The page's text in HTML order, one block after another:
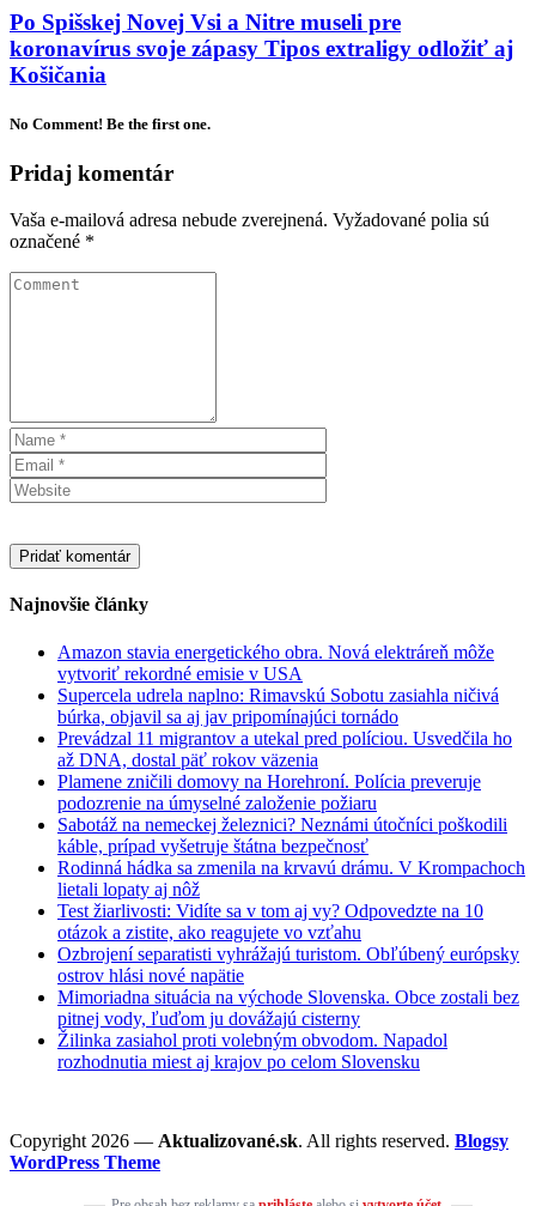
Po Spišskej Novej Vsi a Nitre museli pre
koronavírus svoje zápasy Tipos extraligy odložiť aj
Košičania
No Comment! Be the first one.
Pridaj komentár
Vaša e-mailová adresa nebude zverejnená. Vyžadované polia sú
označené *
Najnovšie články
Amazon stavia energetického obra. Nová elektráreň môže
vytvoriť rekordné emisie v USA
Supercela udrela naplno: Rimavskú Sobotu zasiahla ničivá
búrka, objavil sa aj jav pripomínajúci tornádo
Prevádzal 11 migrantov a utekal pred políciou. Usvedčila ho
až DNA, dostal päť rokov väzenia
Plamene zničili domovy na Horehroní. Polícia preveruje
podozrenie na úmyselné založenie požiaru
Sabotáž na nemeckej železnici? Neznámi útočníci poškodili
káble, prípad vyšetruje štátna bezpečnosť
Rodinná hádka sa zmenila na krvavú drámu. V Krompachoch
lietali lopaty aj nôž
Test žiarlivosti: Vidíte sa v tom aj vy? Odpovedzte na 10
otázok a zistite, ako reagujete vo vzťahu
Ozbrojení separatisti vyhrážajú turistom. Obľúbený európsky
ostrov hlási nové napätie
Mimoriadna situácia na východe Slovenska. Obce zostali bez
pitnej vody, ľuďom ju dovážajú cisterny
Žilinka zasiahol proti volebným obvodom. Napadol
rozhodnutia miest aj krajov po celom Slovensku
Copyright 2026 — Aktualizované.sk. All rights reserved. Blogsy
WordPress Theme